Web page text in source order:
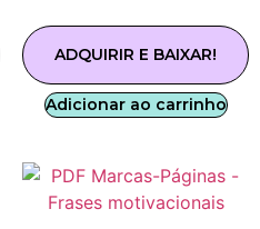
ADQUIRIR E BAIXAR!
Adicionar ao carrinho